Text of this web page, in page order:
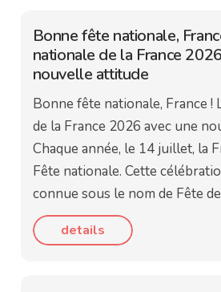
Bonne fête nationale,
nationale de la France
nouvelle attitude
Bonne fête nationale, France !
de la France 2026 avec une
Chaque année, le 14 juillet, la
Fête nationale. Cette
connue sous le nom de Fête
details